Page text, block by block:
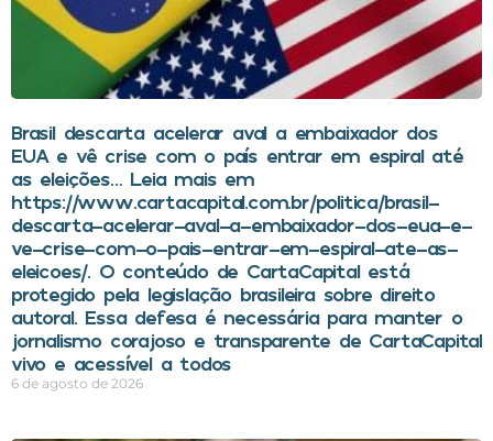
Brasil descarta acelerar aval a embaixador dos
EUA e vê crise com o país entrar em espiral até
as eleições… Leia mais em
https://www.cartacapital.com.br/politica/brasil-
descarta-acelerar-aval-a-embaixador-dos-eua-e-
ve-crise-com-o-pais-entrar-em-espiral-ate-as-
eleicoes/. O conteúdo de CartaCapital está
protegido pela legislação brasileira sobre direito
autoral. Essa defesa é necessária para manter o
jornalismo corajoso e transparente de CartaCapital
vivo e acessível a todos
6 de agosto de 2026